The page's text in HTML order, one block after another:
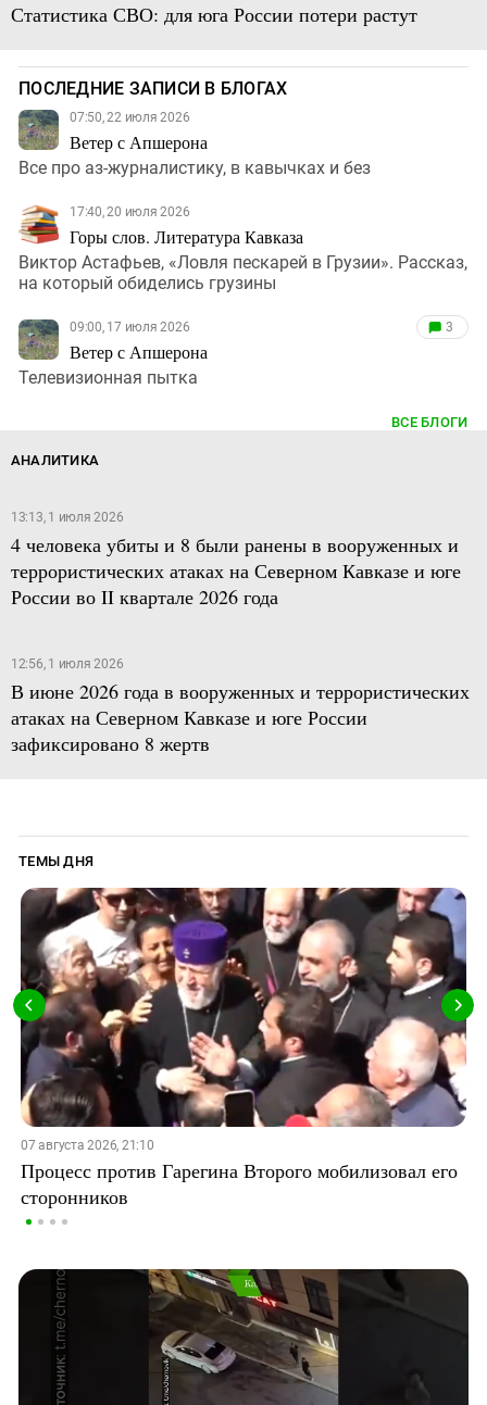
Статистика СВО: для юга России потери растут
ПОСЛЕДНИЕ ЗАПИСИ В БЛОГАХ
07:50, 22 июля 2026
Ветер с Апшерона
Все про аз-журналистику, в кавычках и без
17:40, 20 июля 2026
Горы слов. Литература Кавказа
Виктор Астафьев, «Ловля пескарей в Грузии». Рассказ,
на который обиделись грузины
09:00, 17 июля 2026
Ветер с Апшерона
3
Телевизионная пытка
ВСЕ БЛОГИ
АНАЛИТИКА
13:13, 1 июля 2026
4 человека убиты и 8 были ранены в вооруженных и
террористических атаках на Северном Кавказе и юге
России во II квартале 2026 года
12:56, 1 июля 2026
В июне 2026 года в вооруженных и террористических
атаках на Северном Кавказе и юге России
зафиксировано 8 жертв
ТЕМЫ ДНЯ
07 августа 2026, 21:10
Процесс против Гарегина Второго мобилизовал его
сторонников